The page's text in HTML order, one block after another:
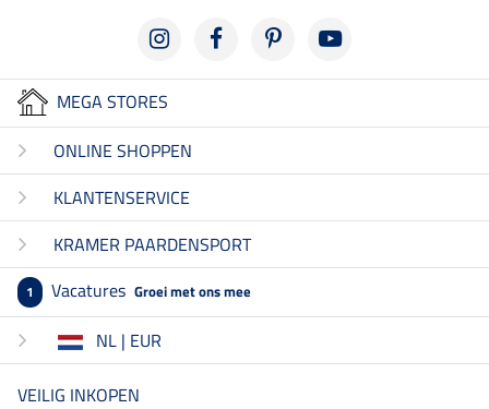
MEGA STORES
ONLINE SHOPPEN
KLANTENSERVICE
KRAMER PAARDENSPORT
1 Vacatures Groei met ons mee
NL | EUR
VEILIG INKOPEN